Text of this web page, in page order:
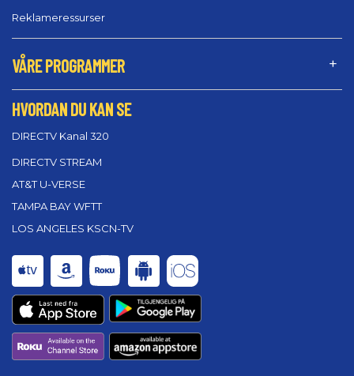
Reklameressurser
VÅRE PROGRAMMER
HVORDAN DU KAN SE
DIRECTV Kanal 320
DIRECTV STREAM
AT&T U-VERSE
TAMPA BAY WFTT
LOS ANGELES KSCN-TV